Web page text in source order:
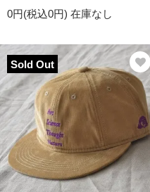
0円(税込0円) 在庫なし
Sold Out